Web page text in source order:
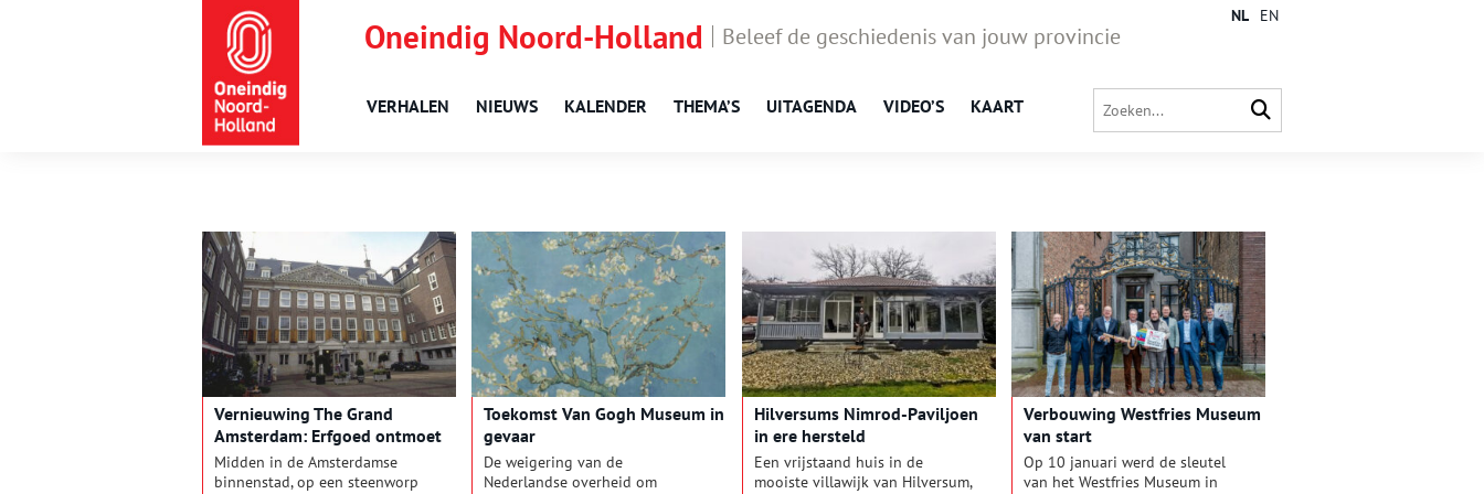
Oneindig Noord-Holland Beleef de geschiedenis van jouw provincie
VERHALEN NIEUWS KALENDER THEMA’S UITAGENDA VIDEO’S KAART
NL EN
Vernieuwing The Grand
Amsterdam: Erfgoed ontmoet
moderne gastvrijheid
Midden in de Amsterdamse
binnenstad, op een steenworp
Toekomst Van Gogh Museum in
gevaar
De weigering van de
Nederlandse overheid om
Hilversums Nimrod-Paviljoen
in ere hersteld
Een vrijstaand huis in de
mooiste villawijk van Hilversum,
Verbouwing Westfries Museum
van start
Op 10 januari werd de sleutel
van het Westfries Museum in